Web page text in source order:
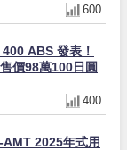
600
ABS 發表！
價98萬100日圓
400
AMT 2025年式用